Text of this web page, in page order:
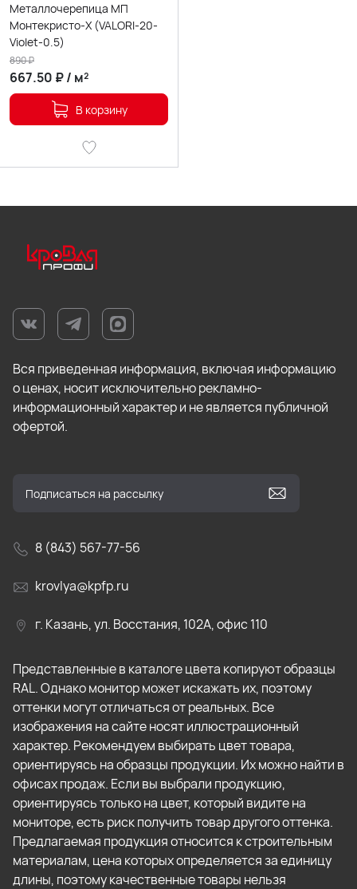
Металлочерепица МП
Монтекристо-X (VALORI-20-
Violet-0.5)
667.50 ₽/ м²
890₽
В корзину
Вся приведенная информация, включая информацию
о ценах, носит исключительно рекламно-
информационный характер и не является публичной
офертой.
8 (843) 567-77-56
krovlya@kpfp.ru
г. Казань, ул. Восстания, 102А, офис 110
Представленные в каталоге цвета копируют образцы
RAL. Однако монитор может искажать их, поэтому
оттенки могут отличаться от реальных. Все
изображения на сайте носят иллюстрационный
характер. Рекомендуем выбирать цвет товара,
ориентируясь на образцы продукции. Их можно найти в
офисах продаж. Если вы выбрали продукцию,
ориентируясь только на цвет, который видите на
мониторе, есть риск получить товар другого оттенка.
Предлагаемая продукция относится к строительным
материалам, цена которых определяется за единицу
длины, поэтому качественные товары нельзя